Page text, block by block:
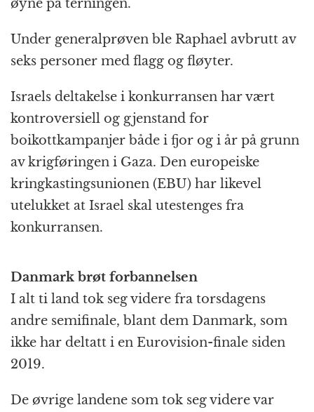
øyne på terningen.
Under generalprøven ble Raphael avbrutt av
seks personer med flagg og fløyter.
Israels deltakelse i konkurransen har vært
kontroversiell og gjenstand for
boikottkampanjer både i fjor og i år på grunn
av krigføringen i Gaza. Den europeiske
kringkastingsunionen (EBU) har likevel
utelukket at Israel skal utestenges fra
konkurransen.
Danmark brøt forbannelsen
I alt ti land tok seg videre fra torsdagens
andre semifinale, blant dem Danmark, som
ikke har deltatt i en Eurovision-finale siden
2019.
De øvrige landene som tok seg videre var